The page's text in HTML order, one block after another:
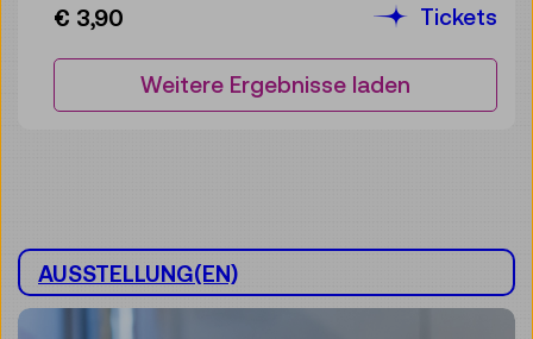
€ 3,90
Tickets
Weitere Ergebnisse laden
AUSSTELLUNG(EN)